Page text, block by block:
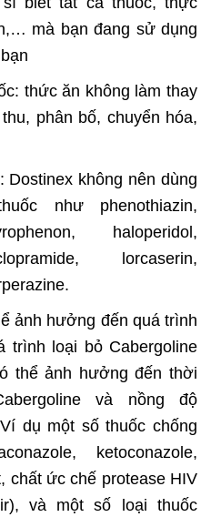
mà bạn đang sử dụng
thức ăn không làm thay
phân bố, chuyển hóa,
không nên dùng
như phenothiazin,
haloperidol,
lorcaserin,
ảnh hưởng đến quá trình
trình loại bỏ Cabergoline
thể ảnh hưởng đến thời
và nồng độ
dụ một số thuốc chống
ketoconazole,
chất ức chế protease HIV
và một số loại thuốc